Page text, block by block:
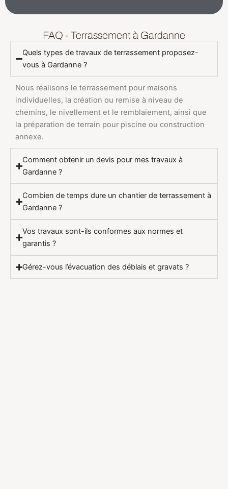
FAQ - Terrassement à Gardanne
Quels types de travaux de terrassement proposez-
vous à Gardanne ?
Nous réalisons le terrassement pour maisons
individuelles, la création ou remise à niveau de
chemins, le nivellement et le remblaiement, ainsi que
la préparation de terrain pour piscine ou construction
annexe.
Comment obtenir un devis pour mes travaux à
Gardanne ?
Combien de temps dure un chantier de terrassement à
Gardanne ?
Vos travaux sont-ils conformes aux normes et
garantis ?
Gérez-vous l’évacuation des déblais et gravats ?